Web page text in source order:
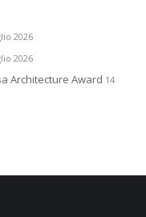
2026
2026
Architecture Award 14